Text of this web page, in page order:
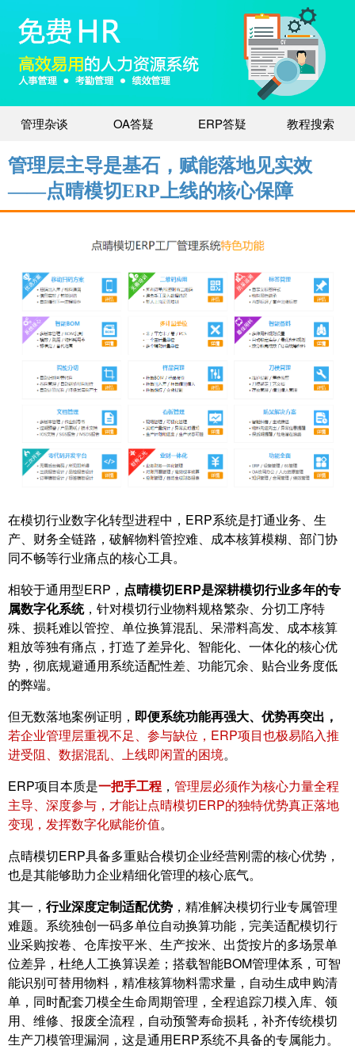
管理杂谈 OA答疑 ERP答疑 教程搜索
管理层主导是基石，赋能落地见实效
——点晴模切ERP上线的核心保障
在模切行业数字化转型进程中，ERP系统是打通业务、生
产、财务全链路，破解物料管控难、成本核算模糊、部门协
同不畅等行业痛点的核心工具。
相较于通用型ERP， 点晴模切ERP是深耕模切行业多年的专
属数字化系统，针对模切行业物料规格繁杂、分切工序特
殊、损耗难以管控、单位换算混乱、呆滞料高发、成本核算
粗放等独有痛点，打造了差异化、智能化、一体化的核心优
势，彻底规避通用系统适配性差、功能冗余、贴合业务度低
的弊端。
但无数落地案例证明， 即便系统功能再强大、优势再突出，
若企业管理层重视不足、参与缺位，ERP项目也极易陷入推
进受阻、数据混乱、上线即闲置的困境。
ERP项目本质是一把手工程 ， 管理层必须作为核心力量全程
主导、深度参与，才能让点晴模切ERP的独特优势真正落地
变现，发挥数字化赋能价值。
点晴模切ERP具备多重贴合模切企业经营刚需的核心优势，
也是其能够助力企业精细化管理的核心底气。
其一， 行业深度定制适配优势 ，精准解决模切行业专属管理
难题。系统独创一码多单位自动换算功能，完美适配模切行
业采购按卷、仓库按平米、生产按米、出货按片的多场景单
位差异，杜绝人工换算误差；搭载智能BOM管理体系，可智
能识别可替用物料，精准核算物料需求量，自动生成申购清
单，同时配套刀模全生命周期管理，全程追踪刀模入库、领
用、维修、报废全流程，自动预警寿命损耗，补齐传统模切
生产刀模管理漏洞，这是通用ERP系统不具备的专属能力。